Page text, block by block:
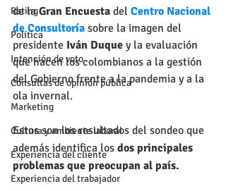
Rating
Política
Intención de voto
Consultas de opinión pública
Marketing
Cultura y ambiente laboral
Experiencia del cliente
Experiencia del trabajador
de la Gran Encuesta del Centro Nacional
de Consultoría sobre la imagen del
presidente Iván Duque y la evaluación
que hacen los colombianos a la gestión
del Gobierno frente a la pandemia y a la
ola invernal.
Estos son los resultados del sondeo que
además identifica los dos principales
problemas que preocupan al país.